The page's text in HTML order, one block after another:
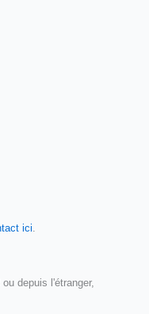
ici
depuis l'étranger,